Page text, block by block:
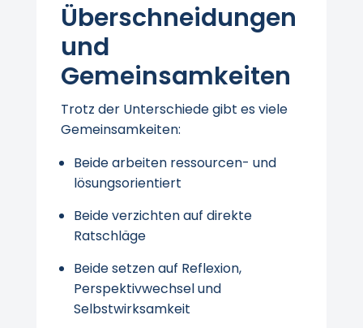
Überschneidungen
und
Gemeinsamkeiten
Trotz der Unterschiede gibt es viele
Gemeinsamkeiten:
Beide arbeiten ressourcen- und
lösungsorientiert
Beide verzichten auf direkte
Ratschläge
Beide setzen auf Reflexion,
Perspektivwechsel und
Selbstwirksamkeit